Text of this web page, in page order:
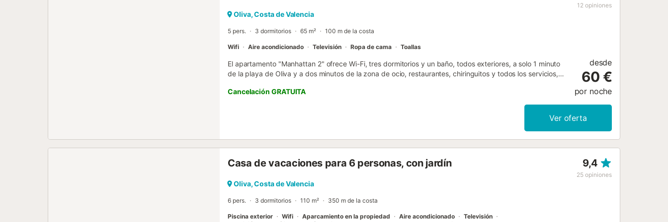
sigue normas de reciclaje. Muy cerca existe un aparcamiento público gratuito....
12 opiniones
Oliva, Costa de Valencia
5 pers. 3 dormitorios 65 m² 100 m de la costa
Wifi Aire acondicionado Televisión Ropa de cama Toallas
El apartamento "Manhattan 2" ofrece Wi-Fi, tres dormitorios y un baño, todos exteriores, a solo 1 minuto
de la playa de Oliva y a dos minutos de la zona de ocio, restaurantes, chiringuitos y todos los servicios,
de dos dormitorios dobles y uno sencillo, todos con armarios empotrados. El salón cuenta con un sofá y
acceso a una amplia terraza cubierta. La cocina es espaciosa y está completamente equipada, además
de contar con despensa. El baño es completo y dispone de ducha. Entre los electrodomésticos incluidos
Cancelación GRATUITA
desde
60 €
por noche
Ver oferta
Casa de vacaciones para 6 personas, con jardín 9,4
25 opiniones
Oliva, Costa de Valencia
6 pers. 3 dormitorios 110 m² 350 m de la costa
Piscina exterior Wifi Aparcamiento en la propiedad Aire acondicionado
Televisión